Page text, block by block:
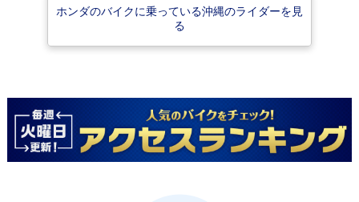
2013年 PCX150・
カラーチェンジ
2012年 PCX150・
新登場
ホンダのバイクに乗っている沖縄のライダーを見
る